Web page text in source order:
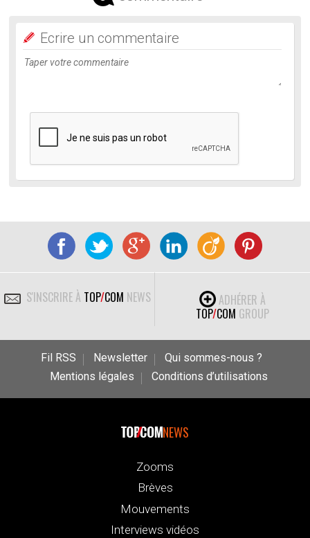
Ecrire un commentaire
S'INSCRIRE À TOP/COM NEWS
ADHÉRER À
TOP/COM GROUP
Fil RSS Newsletter
Qui sommes-nous ?
Mentions légales
Conditions d’utilisations
NEWS
Zooms
Brèves
Mouvements
Interviews vidéos